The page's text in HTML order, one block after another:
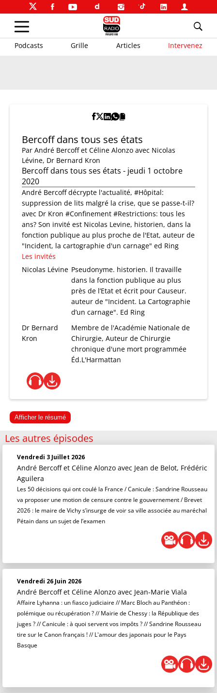
Podcasts Grille Articles Intervenez
Bercoff dans tous ses états
Par André Bercoff et Céline Alonzo avec Nicolas
Lévine, Dr Bernard Kron
Bercoff dans tous ses états - jeudi 1 octobre
2020
André Bercoff décrypte l'actualité, #Hôpital:
suppression de lits malgré la crise, que se passe-t-il?
avec Dr Kron #Confinement #Restrictions: tous les
ans? Son invité est Nicolas Levine, historien, dans la
fonction publique au plus proche de l'Etat, auteur de
"Incident, la cartographie d'un carnage" ed Ring
Les invités
Nicolas Lévine Pseudonyme. historien. Il travaille
dans la fonction publique au plus
près de l’Etat et écrit pour Causeur.
auteur de "Incident. La Cartographie
d’un carnage". Ed Ring
Dr Bernard
Kron
Membre de l'Académie Nationale de
Chirurgie, Auteur de Chirurgie
chronique d'une mort programmée
Éd.L'Harmattan
Afficher le résumé
Les autres épisodes
Vendredi 3 Juillet 2026
André Bercoff et Céline Alonzo avec Jean de Belot, Frédéric
Aguilera
Les 50 décisions qui ont coulé la France / Canicule : Sandrine Rousseau
va proposer une motion de censure contre le gouvernement / Brevet
2026 : le maire de Vichy s’insurge de voir sa ville associée au maréchal
Pétain dans un sujet de l’examen
Vendredi 26 Juin 2026
André Bercoff et Céline Alonzo avec Jean-Marie Viala
Affaire Lyhanna : un fiasco judiciaire // Marc Bloch au Panthéon :
polémique ou récupération ? // Mairie de Chessy : la République des
juges ? // Canicule : à quoi servent vos impôts ? // Sandrine Rousseau
tire sur le Canon français ! // L'amour des japonais pour le Pays
Basque